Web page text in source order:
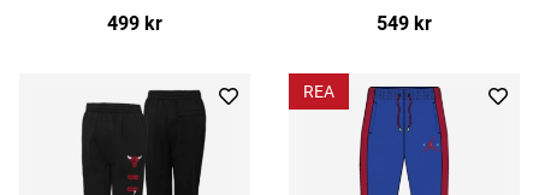
499 kr 549 kr
REA